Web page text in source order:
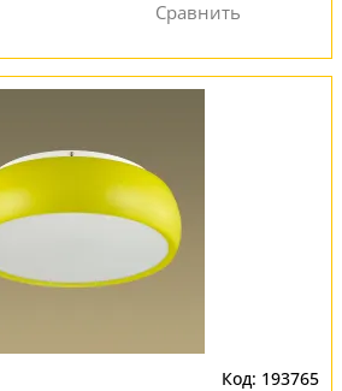
193765